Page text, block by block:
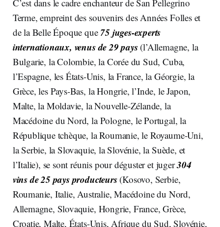
C’est dans le cadre enchanteur de San Pellegrino
Terme, empreint des souvenirs des Années Folles et
de la Belle Époque que 75 juges-experts
internationaux, venus de 29 pays(l’Allemagne, la
Bulgarie, la Colombie, la Corée du Sud, Cuba,
l’Espagne, les États-Unis, la France, la Géorgie, la
Grèce, les Pays-Bas, la Hongrie, l’Inde, le Japon,
Malte, la Moldavie, la Nouvelle-Zélande, la
Macédoine du Nord, la Pologne, le Portugal, la
République tchèque, la Roumanie, le Royaume-Uni,
la Serbie, la Slovaquie, la Slovénie, la Suède, et
l’Italie), se sont réunis pour déguster et juger304
vins de 25 pays producteurs(Kosovo, Serbie,
Roumanie, Italie, Australie, Macédoine du Nord,
Allemagne, Slovaquie, Hongrie, France, Grèce,
Croatie, Malte, États-Unis, Afrique du Sud, Slovénie,